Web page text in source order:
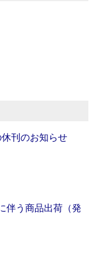
刊のお知らせ
伴う商品出荷（発